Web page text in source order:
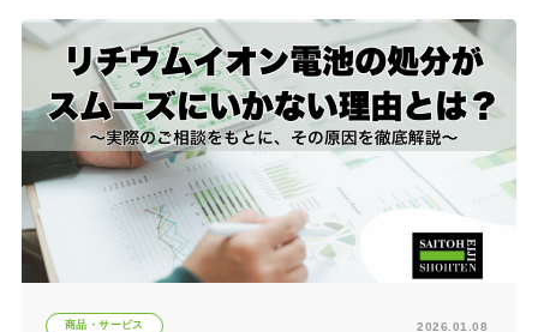
商品・サービス 2026.01.08